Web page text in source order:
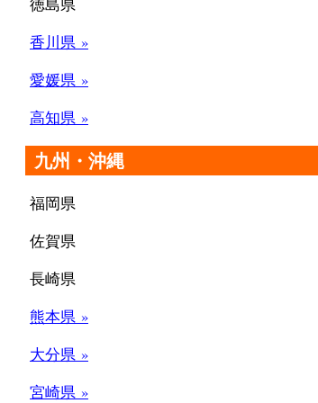
香川県 »
愛媛県 »
高知県 »
九州・沖縄
福岡県
佐賀県
長崎県
熊本県 »
大分県 »
宮崎県 »